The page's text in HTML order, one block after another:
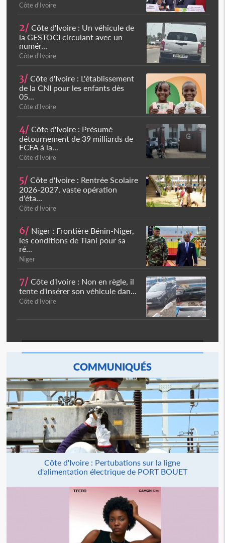
Côte d'Ivoire
2/ Côte d'Ivoire : Un véhicule de
la GESTOCI circulant avec un
numér...
Côte d'Ivoire
3/ Côte d'Ivoire : L'établissement
de la CNI pour les enfants dès
05...
Côte d'Ivoire
4/ Côte d'Ivoire : Présumé
détournement de 39 milliards de
FCFA à la...
Côte d'Ivoire
5/ Côte d'Ivoire : Rentrée Scolaire
2026-2027, vaste opération
d'éta...
Côte d'Ivoire
6/ Niger : Frontière Bénin-Niger,
les conditions de Tiani pour sa
ré...
Niger
7/ Côte d'Ivoire : Non en règle, il
tente d'insérer son véhicule dan...
Côte d'Ivoire
COMMUNIQUÉS
Côte d'Ivoire : Pertubations sur la ligne
d'alimentation électrique de PORT BOUET